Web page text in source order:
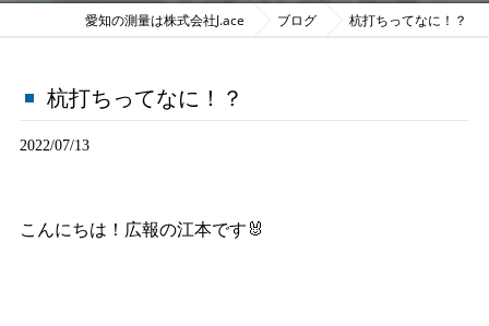
愛知の測量は株式会社J.ace ブログ 杭打ちってなに！？
杭打ちってなに！？
2022/07/13
こんにちは！広報の江本です🐰